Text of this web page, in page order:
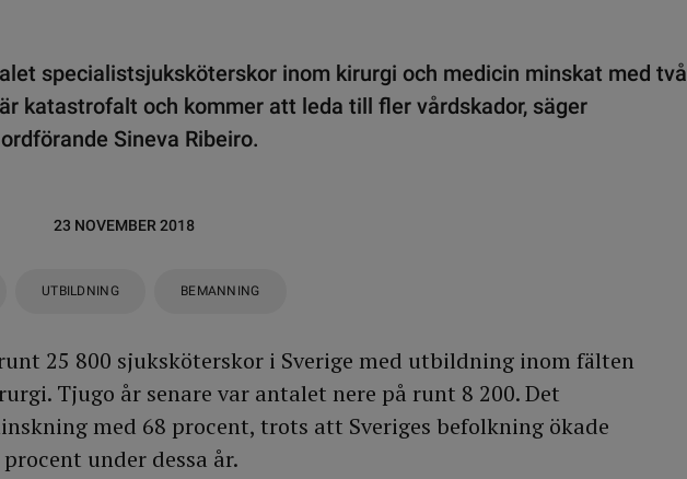
specialistsjuksköterskor inom kirurgi och medicin minskat med två
katastrofalt och kommer att leda till fler vårdskador, säger
Sineva Ribeiro.
23 NOVEMBER 2018
UTBILDNING BEMANNING
25 800 sjuksköterskor i Sverige med utbildning inom fälten
Tjugo år senare var antalet nere på runt 8 200. Det
med 68 procent, trots att Sveriges befolkning ökade
under dessa år.